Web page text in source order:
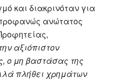
και διακρινόταν για
ανώτατος
αξιόπιστον
ο μη βαστάσας της
πλήθει χρημάτων